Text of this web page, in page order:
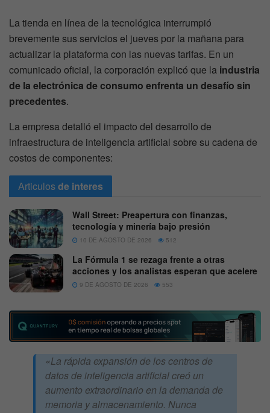
La tienda en línea de la tecnológica interrumpió
brevemente sus servicios el jueves por la mañana para
actualizar la plataforma con las nuevas tarifas. En un
comunicado oficial, la corporación explicó que la industria
de la electrónica de consumo enfrenta un desafío sin
precedentes.
La empresa detalló el impacto del desarrollo de
infraestructura de inteligencia artificial sobre su cadena de
costos de componentes:
Articulosde interes
Wall Street: Preapertura con finanzas,
tecnología y minería bajo presión
10 DE AGOSTO DE 2026 512
La Fórmula 1 se rezaga frente a otras
acciones y los analistas esperan que acelere
9 DE AGOSTO DE 2026 553
«La rápida expansión de los centros de
datos de inteligencia artificial creó un
aumento extraordinario en la demanda de
memoria y almacenamiento. Nunca